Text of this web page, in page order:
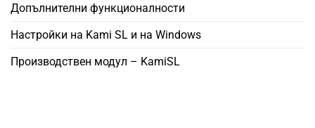
Допълнителни функционалности
Настройки на Kami SL и на Windows
Производствен модул – KamiSL